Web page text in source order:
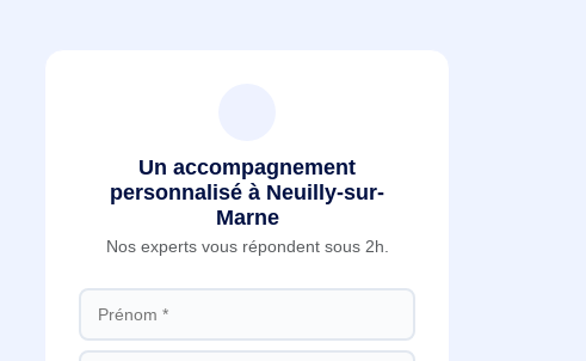
Un accompagnement
personnalisé à Neuilly-sur-
Marne
Nos experts vous répondent sous 2h.